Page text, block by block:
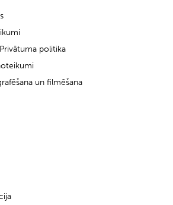
Privātuma politika
un filmēšana